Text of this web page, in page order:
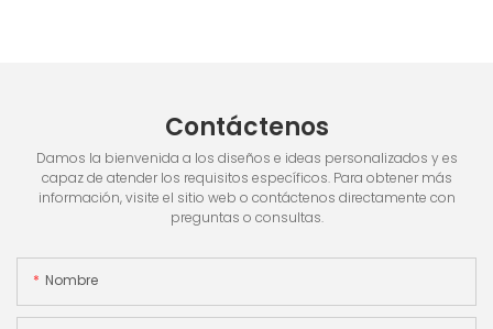
Contáctenos
Damos la bienvenida a los diseños e ideas personalizados y es
capaz de atender los requisitos específicos. Para obtener más
información, visite el sitio web o contáctenos directamente con
preguntas o consultas.
Nombre